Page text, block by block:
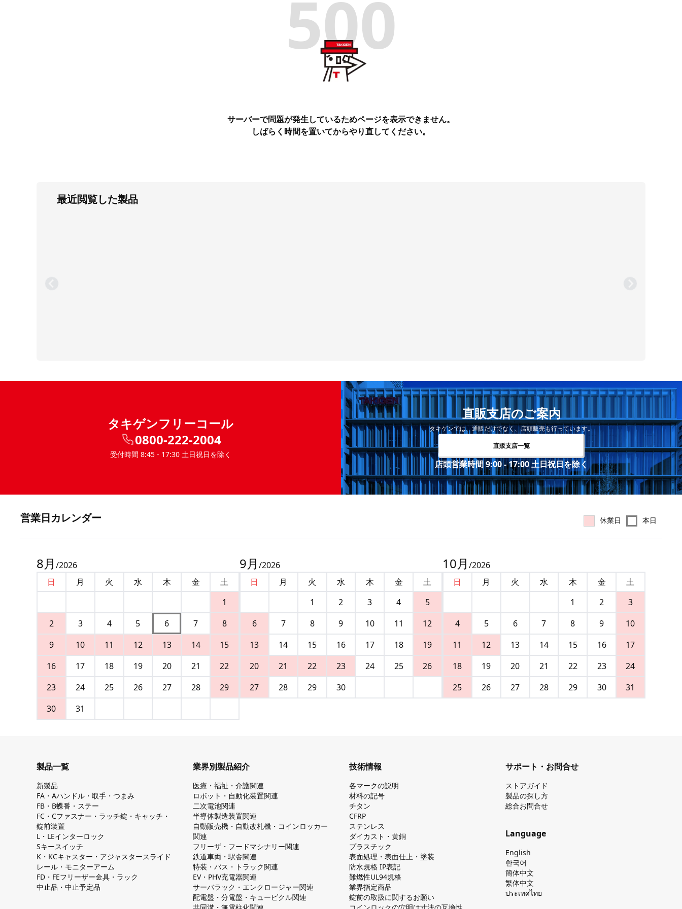
500
サーバーで問題が発生しているためページを表示できません。
しばらく時間を置いてからやり直してください。
最近閲覧した製品
タキゲンフリーコール
0800-222-2004
受付時間 8:45 - 17:30 土日祝日を除く
直販支店のご案内
タキゲンでは、通販だけでなく、店頭販売も行っています。
直販支店一覧
店頭営業時間 9:00 - 17:00 土日祝日を除く
営業⽇カレンダー 休業日 本日
8月 /2026
日
月 火 水 木 金
土
1
2
3 4 5 6 7
8
9
10 11 12 13 14
15
16
17 18 19 20 21
22
23
24 25 26 27 28
29
30
31
9月 /2026
日
月 火 水 木 金
土
1
2 3 4
5
6
7 8 9 10 11
12
13
14 15 16 17 18
19
20
21 22 23 24 25
26
27
28 29 30
10月 /2026
日
月 火 水 木 金
土
1
2
3
4
5 6 7 8 9
10
11
12 13 14 15 16
17
18
19 20 21 22 23
24
25
26 27 28 29 30 31
製品一覧
新製品
FA・Aハンドル・取手・つまみ
FB・B蝶番・ステー
FC・Cファスナー・ラッチ錠・キャッチ・
錠前装置
L・LEインターロック
Sキースイッチ
K・KCキャスター・アジャスタースライド
レール・モニターアーム
FD・FEフリーザー金具・ラック
中止品・中止予定品
業界別製品紹介
医療・福祉・介護関連
ロボット・自動化装置関連
二次電池関連
半導体製造装置関連
自動販売機・自動改札機・コインロッカー
関連
フリーザ・フードマシナリー関連
鉄道車両・駅舎関連
特装・バス・トラック関連
EV・PHV充電器関連
サーバラック・エンクロージャー関連
配電盤・分電盤・キュービクル関連
技術情報
各マークの説明
材料の記号
チタン
CFRP
ステンレス
ダイカスト・⻩銅
プラスチック
表面処理・表面仕上・塗装
防⽔規格 IP表記
難燃性UL94規格
業界指定商品
錠前の取扱に関するお願い
サポート・お問合せ
ストアガイド
製品の探し⽅
総合お問合せ
Language
English
한국어
簡体中文
繁体中文
ประเทศไทย